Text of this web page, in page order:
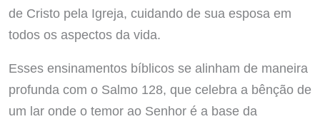
de Cristo pela Igreja, cuidando de sua esposa em
todos os aspectos da vida.
Esses ensinamentos bíblicos se alinham de maneira
profunda com o Salmo 128, que celebra a bênção de
um lar onde o temor ao Senhor é a base da